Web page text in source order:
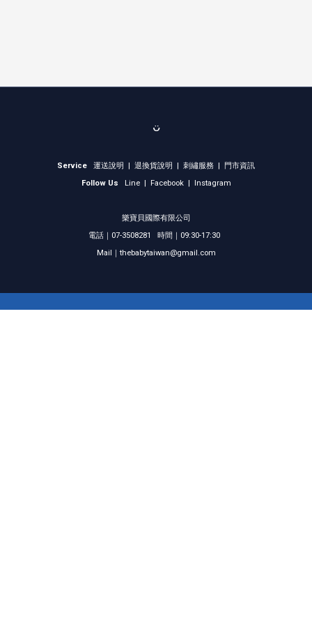
ᴗ̈
Service 運送說明 | 退換貨說明 | 刺繡服務 | 門市資訊
Follow Us
Line| Facebook| Instagram
樂寶貝國際有限公司
電話｜07-3508281 時間｜09:30-17:30
Mail｜thebabytaiwan@gmail.com